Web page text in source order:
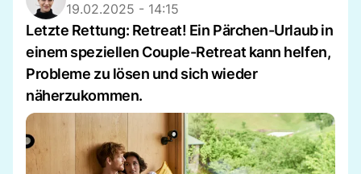
19.02.2025 - 14:15
Letzte Rettung: Retreat! Ein Pärchen-Urlaub in
einem speziellen Couple-Retreat kann helfen,
Probleme zu lösen und sich wieder
näherzukommen.